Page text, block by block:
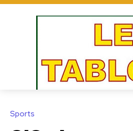
Sports